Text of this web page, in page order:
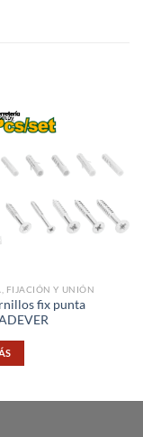
FIJACIÓN Y UNIÓN
fix punta